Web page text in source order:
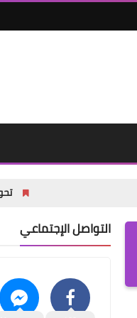
التواصل الإجتماعي